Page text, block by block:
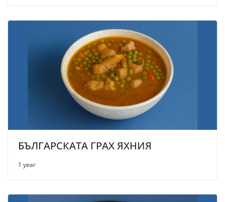
БЪЛГАРСКАТА ГРАХ ЯХНИЯ
1 year